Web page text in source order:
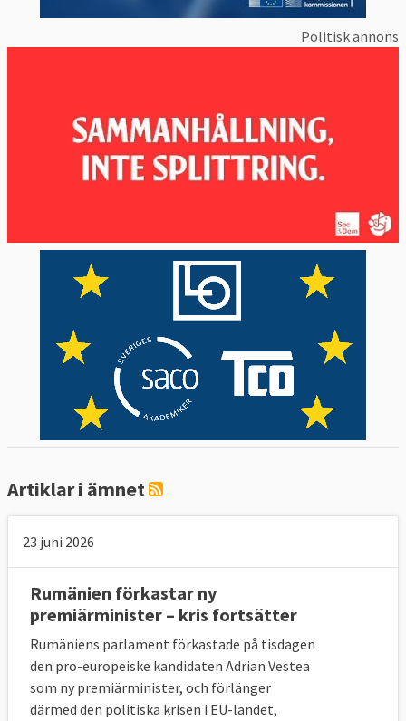
Politisk annons
Artiklar i ämnet
23 juni 2026
Rumänien förkastar ny
premiärminister – kris fortsätter
Rumäniens parlament förkastade på tisdagen
den pro-europeiske kandidaten Adrian Vestea
som ny premiärminister, och förlänger
därmed den politiska krisen i EU-landet,